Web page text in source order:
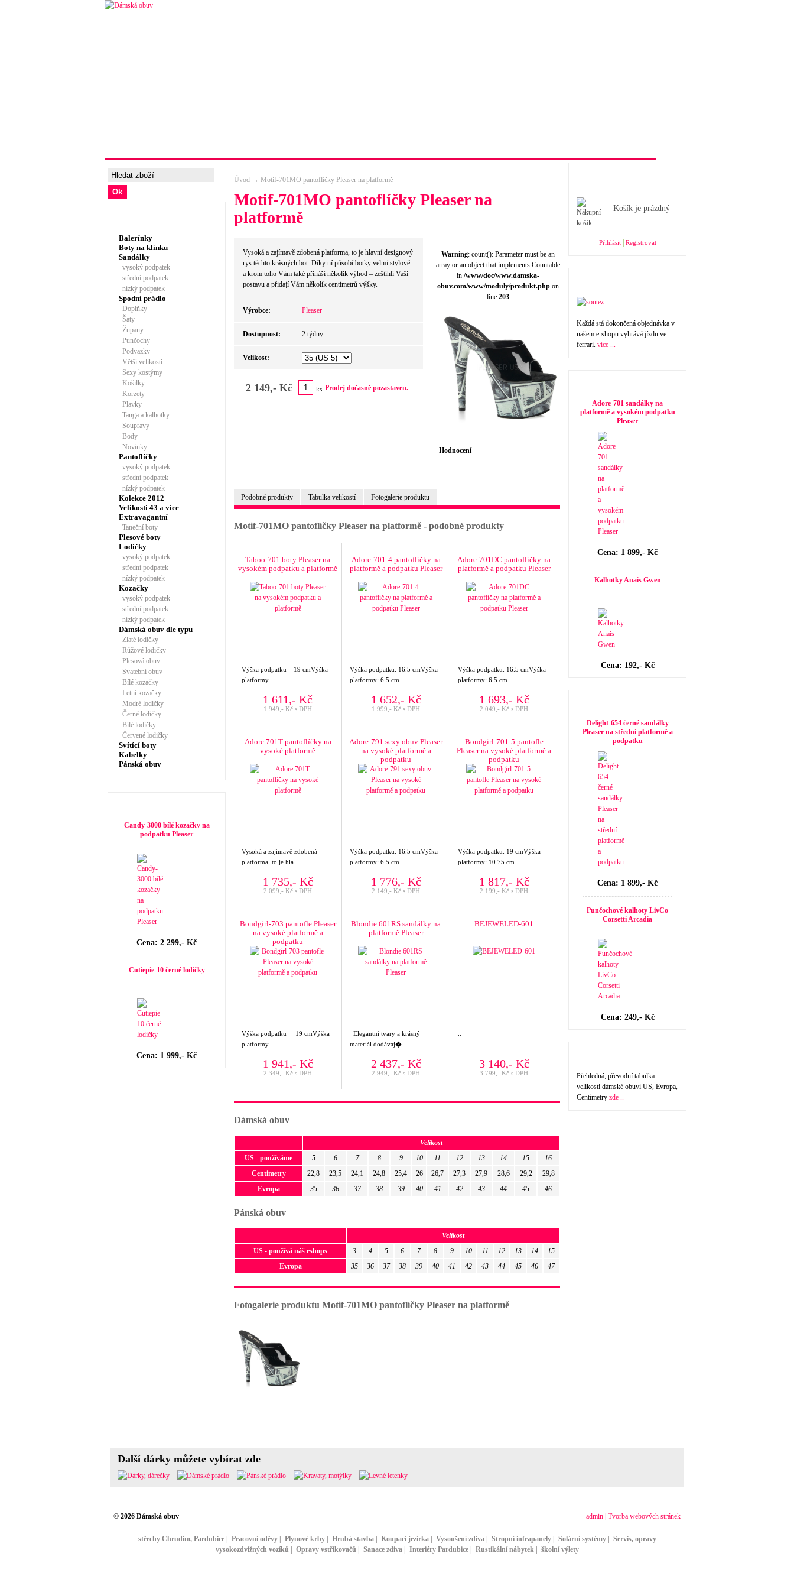
Balerínky
Boty na klínku
Sandálky
vysoký podpatek
střední podpatek
nízký podpatek
Spodní prádlo
Doplňky
Šaty
Župany
Punčochy
Podvazky
Větší velikosti
Sexy kostýmy
Košilky
Korzety
Plavky
Tanga a kalhotky
Soupravy
Body
Novinky
Pantoflíčky
vysoký podpatek
střední podpatek
nízký podpatek
Kolekce 2012
Velikosti 43 a více
Extravagantní
Taneční boty
Plesové boty
Lodičky
vysoký podpatek
střední podpatek
nízký podpatek
Kozačky
vysoký podpatek
střední podpatek
nízký podpatek
Dámská obuv dle typu
Zlaté lodičky
Růžové lodičky
Plesová obuv
Svatební obuv
Bílé kozačky
Letní kozačky
Modré lodičky
Černé lodičky
Bílé lodičky
Červené lodičky
Svítící boty
Kabelky
Pánská obuv
Candy-3000 bílé kozačky na
podpatku Pleaser
Cena: 2 299,- Kč
Cutiepie-10 černé lodičky
Cena: 1 999,- Kč
Úvod → Motif-701MO pantoflíčky Pleaser na platformě
Motif-701MO pantoflíčky Pleaser na
platformě
Vysoká a zajímavě zdobená platforma, to je hlavní designový
rys těchto krásných bot. Díky ní působí botky velmi stylově
a krom toho Vám také přináší několik výhod – zeštíhlí Vaši
postavu a přidají Vám několik centimetrů výšky.
Výrobce: Pleaser
Dostupnost: 2 týdny
Velikost:
2 149,- Kč ks Prodej dočasně pozastaven.
Warning: count(): Parameter must be an
array or an object that implements Countable
in /www/doc/www.damska-
obuv.com/www/moduly/produkt.php on
line 203
Hodnocení
Podobné produkty Tabulka velikostí Fotogalerie produktu
Motif-701MO pantoflíčky Pleaser na platformě - podobné produkty
Taboo-701 boty Pleaser na
vysokém podpatku a platformě
Výška podpatku 19 cmVýška
platformy ..
1 611,- Kč
1 949,- Kč s DPH
Adore-701-4 pantoflíčky na
platformě a podpatku Pleaser
Výška podpatku: 16.5 cmVýška
platformy: 6.5 cm ..
1 652,- Kč
1 999,- Kč s DPH
Adore-701DC pantoflíčky na
platformě a podpatku Pleaser
Výška podpatku: 16.5 cmVýška
platformy: 6.5 cm ..
1 693,- Kč
2 049,- Kč s DPH
Adore 701T pantoflíčky na
vysoké platformě
Vysoká a zajímavě zdobená
platforma, to je hla ..
1 735,- Kč
2 099,- Kč s DPH
Adore-791 sexy obuv Pleaser
na vysoké platformě a
podpatku
Výška podpatku: 16.5 cmVýška
platformy: 6.5 cm ..
1 776,- Kč
2 149,- Kč s DPH
Bondgirl-701-5 pantofle
Pleaser na vysoké platformě a
podpatku
Výška podpatku: 19 cmVýška
platformy: 10.75 cm ..
1 817,- Kč
2 199,- Kč s DPH
Bondgirl-703 pantofle Pleaser
na vysoké platformě a
podpatku
Výška podpatku 19 cmVýška
platformy ..
1 941,- Kč
2 349,- Kč s DPH
Blondie 601RS sandálky na
platformě Pleaser
Elegantní tvary a krásný
materiál dodávaj� ..
2 437,- Kč
2 949,- Kč s DPH
BEJEWELED-601
3 140,- Kč
3 799,- Kč s DPH
Dámská obuv
Velikost
US - používáme
5 6 7 8 9 10 11 12 13 14 15
16
Centimetry
22,8 23,5 24,1 24,8 25,4 26 26,7 27,3 27,9 28,6 29,2
29,8
Evropa
35 36 37 38 39 40 41 42 43 44 45 46
Pánská obuv
Velikost
US - používá náš eshops
3 4 5 6 7 8 9 10 11 12 13 14
15
Evropa
35 36 37 38 39 40 41 42 43 44 45 46 47
Fotogalerie produktu Motif-701MO pantoflíčky Pleaser na platformě
Košík je prázdný
Přihlásit| Registrovat
Každá stá dokončená objednávka v
našem e-shopu vyhrává jízdu ve
ferrari. více ...
Adore-701 sandálky na
platformě a vysokém podpatku
Pleaser
Cena: 1 899,- Kč
Kalhotky Anais Gwen
Cena: 192,- Kč
Delight-654 černé sandálky
Pleaser na střední platformě a
podpatku
Cena: 1 899,- Kč
Punčochové kalhoty LivCo
Corsetti Arcadia
Cena: 249,- Kč
Přehledná, převodní tabulka
velikosti dámské obuvi US, Evropa,
Centimetry zde ..
Další dárky můžete vybírat zde
© 2026 Dámská obuv admin Tvorba webových stránek
střechy Chrudim, Pardubice| Pracovní oděvy| Plynové krby| Hrubá stavba| Koupací jezírka| Vysoušení zdiva| Stropní infrapanely| Solární systémy| Servis, opravy
vysokozdvižných vozíků
Opravy vstřikovačů Sanace zdiva| Interiéry Pardubice| Rustikální nábytek| školní výlety